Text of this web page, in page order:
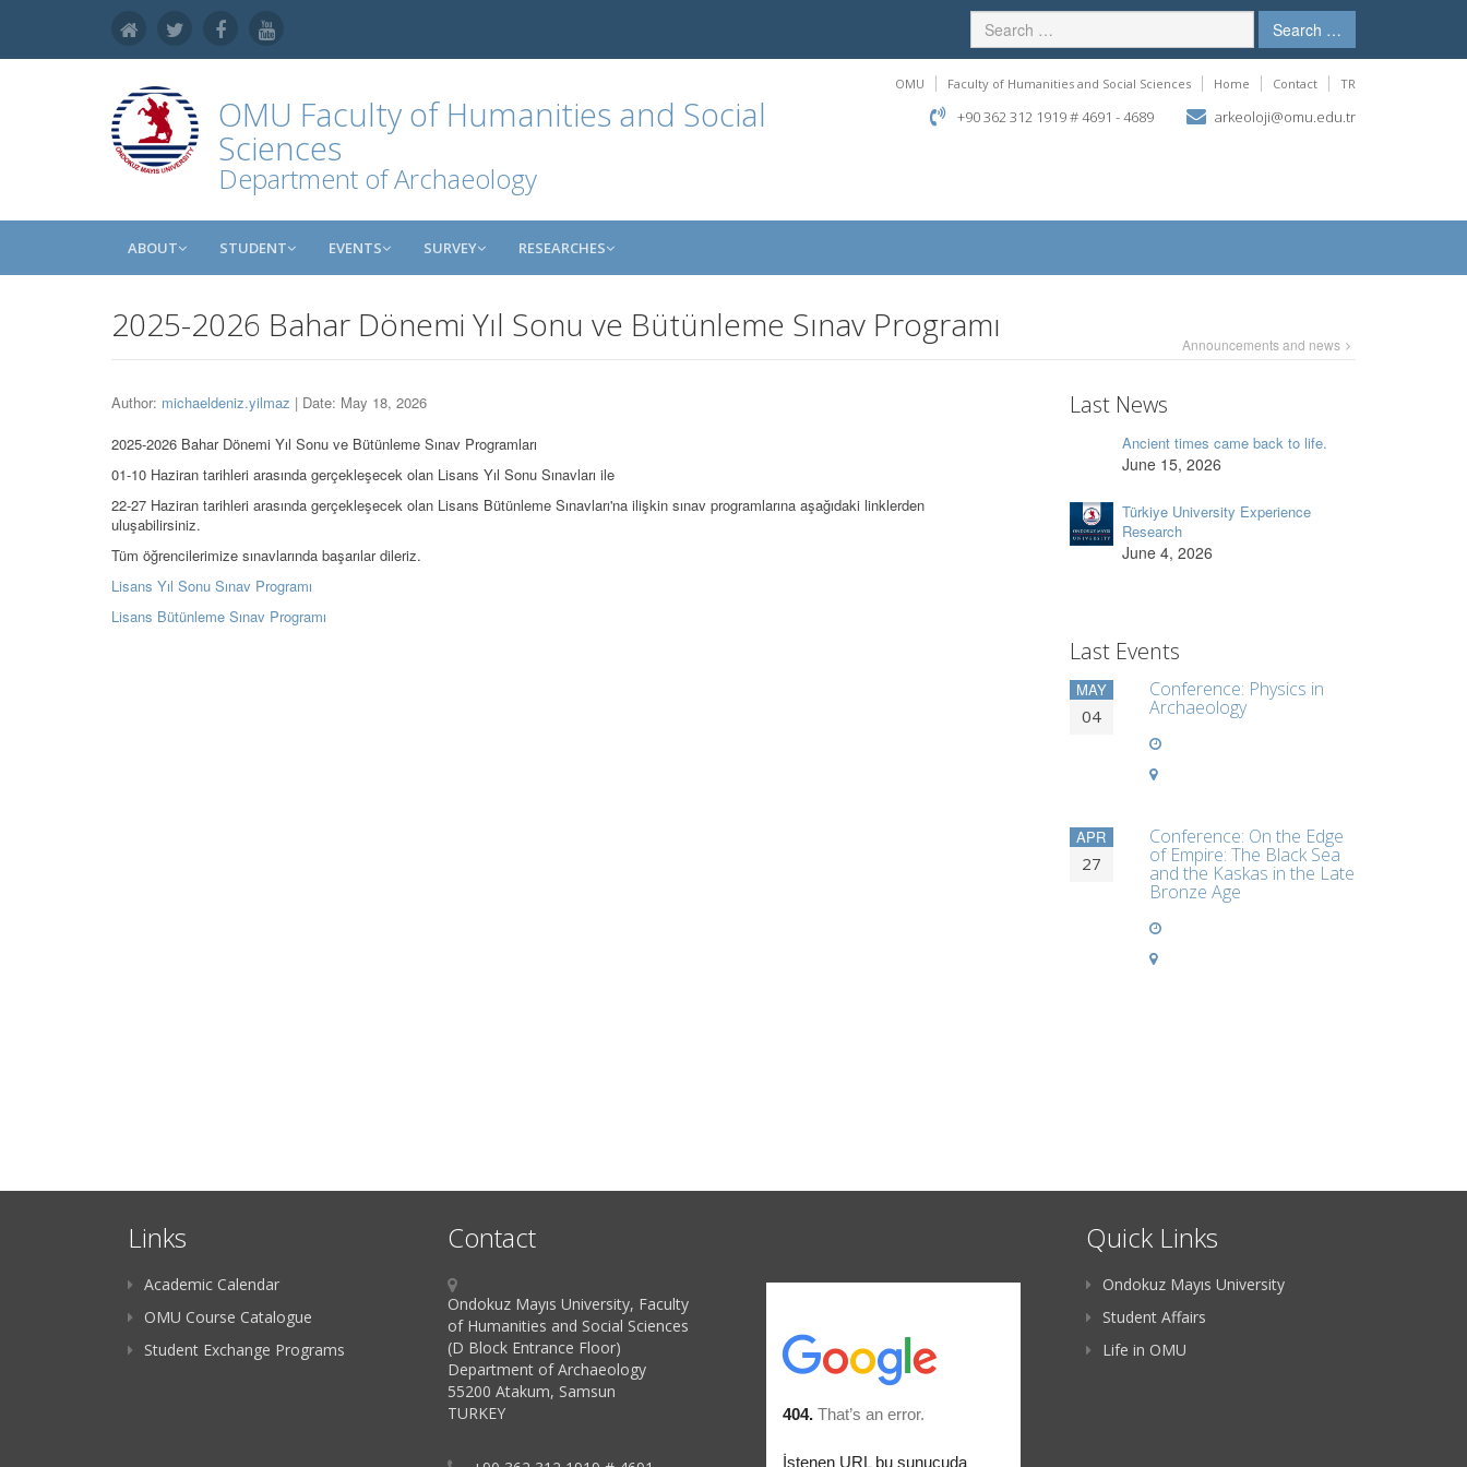
Search …
OMU Faculty of Humanities and Social
Sciences
Department of Archaeology
OMU Faculty of Humanities and Social Sciences Home Contact TR
+90 362 312 1919 # 4691 - 4689 arkeoloji@omu.edu.tr
ABOUT STUDENT EVENTS SURVEY RESEARCHES
2025-2026 Bahar Dönemi Yıl Sonu ve Bütünleme Sınav Programı Announcements and news
Author: michaeldeniz.yilmaz | Date: May 18, 2026
2025-2026 Bahar Dönemi Yıl Sonu ve Bütünleme Sınav Programları
01-10 Haziran tarihleri arasında gerçekleşecek olan Lisans Yıl Sonu Sınavları ile
22-27 Haziran tarihleri arasında gerçekleşecek olan Lisans Bütünleme Sınavları'na ilişkin sınav programlarına aşağıdaki linklerden
uluşabilirsiniz.
Tüm öğrencilerimize sınavlarında başarılar dileriz.
Lisans Yıl Sonu Sınav Programı
Lisans Bütünleme Sınav Programı
Last News
Ancient times came back to life.
June 15, 2026
Türkiye University Experience
Research
June 4, 2026
Last Events
MAY
04
Conference: Physics in
Archaeology
APR
27
Conference: On the Edge
of Empire: The Black Sea
and the Kaskas in the Late
Bronze Age
Links
Academic Calendar
OMU Course Catalogue
Student Exchange Programs
Contact
Ondokuz Mayıs University, Faculty
of Humanities and Social Sciences
(D Block Entrance Floor)
Department of Archaeology
55200 Atakum, Samsun
TURKEY
Quick Links
Ondokuz Mayıs University
Student Affairs
Life in OMU